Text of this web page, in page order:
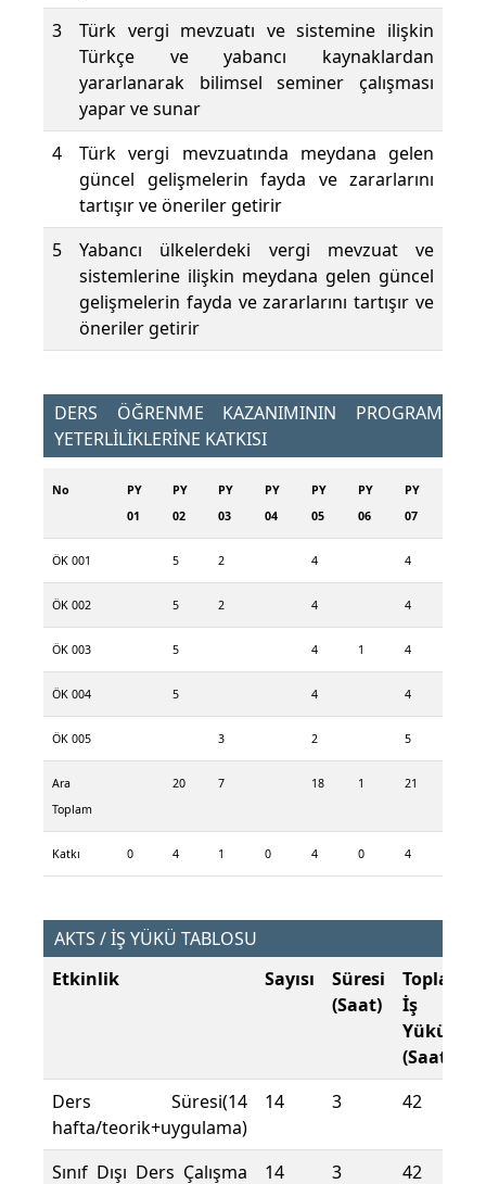
3
Türk vergi mevzuatı ve sistemine ilişkin
Türkçe ve yabancı kaynaklardan
yararlanarak bilimsel seminer çalışması
yapar ve sunar
4
Türk vergi mevzuatında meydana gelen
güncel gelişmelerin fayda ve zararlarını
tartışır ve öneriler getirir
5
Yabancı ülkelerdeki vergi mevzuat ve
sistemlerine ilişkin meydana gelen güncel
gelişmelerin fayda ve zararlarını tartışır ve
öneriler getirir
DERS ÖĞRENME KAZANIMININ PROGRAM
YETERLİLİKLERİNE KATKISI
No
PY
01
PY
02
PY
03
PY
04
PY
05
PY
06
PY
07
ÖK 001 5 2 4 4
ÖK 002 5 2 4 4
ÖK 003 5 4 1 4
ÖK 004 5 4 4
ÖK 005 3 2 5
Ara
Toplam
20 7 18 1 21
Katkı 0 4 1 0 4 0 4
AKTS / İŞ YÜKÜ TABLOSU
Etkinlik
Sayısı
Süresi
(Saat)
Toplam
İş
Yükü
(Saat)
Ders Süresi(14
hafta/teorik+uygulama)
14 3 42
Sınıf Dışı Ders Çalışma 14 3 42